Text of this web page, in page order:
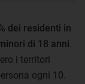
dei residenti in
di 18 anni
i territori
ogni 10.